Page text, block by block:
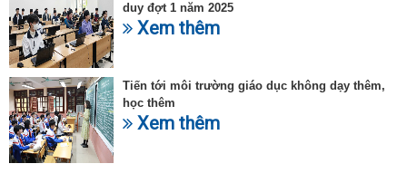
duy đợt 1 năm 2025
Xem thêm
Tiến tới môi trường giáo dục không dạy thêm,
học thêm
Xem thêm